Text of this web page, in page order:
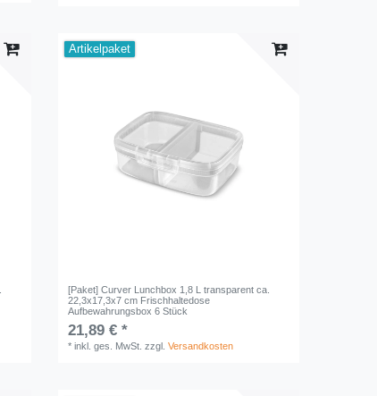
Artikelpaket
[Paket] Curver Lunchbox 1,8 L transparent ca.
22,3x17,3x7 cm Frischhaltedose
Aufbewahrungsbox 6 Stück
21,89 € *
*inkl. ges. MwSt. zzgl.Versandkosten